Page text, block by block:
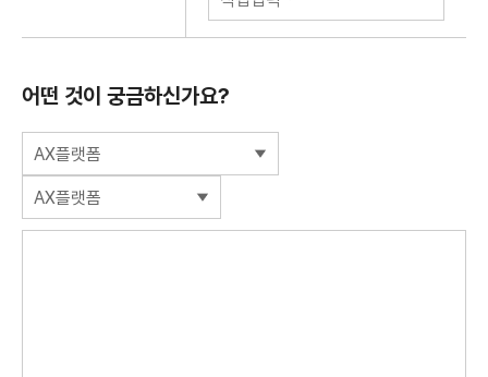
어떤 것이 궁금하신가요?